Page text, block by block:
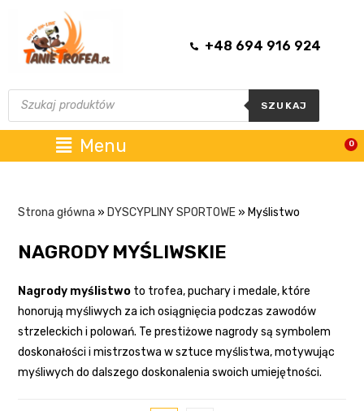
+48 694 916 924
SZUKAJ
Menu 0
Strona główna » DYSCYPLINY SPORTOWE » Myślistwo
NAGRODY MYŚLIWSKIE
Nagrody myślistwo to trofea, puchary i medale, które
honorują myśliwych za ich osiągnięcia podczas zawodów
strzeleckich i polowań. Te prestiżowe nagrody są symbolem
doskonałości i mistrzostwa w sztuce myślistwa, motywując
myśliwych do dalszego doskonalenia swoich umiejętności.